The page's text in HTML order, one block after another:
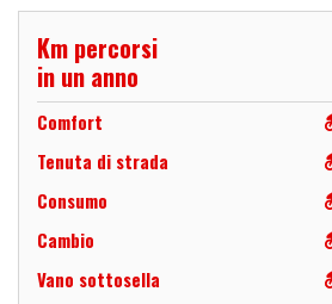
Km percorsi
in un anno
Comfort
Tenuta di strada
Consumo
Cambio
Vano sottosella